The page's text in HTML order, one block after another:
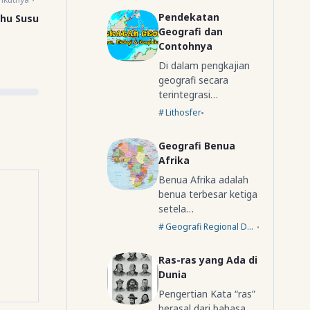
Susu
Pendekatan
Geografi dan
Contohnya
Di dalam pengkajian
geografi secara
terintegrasi…
Lithosfer
Geografi Benua
Afrika
Benua Afrika adalah
benua terbesar ketiga
setela…
Geografi Regional Dunia
Ras-ras yang Ada di
Dunia
Pengertian Kata “ras”